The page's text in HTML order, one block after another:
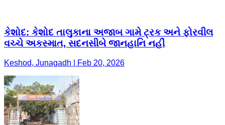
કેશોદ: કેશોદ તાલુકાના અજાબ ગામે ટ્રક અને ફોરવીલ
વચ્ચે અકસ્માત, સદનસીબે જાનહાનિ નહીં
Keshod, Junagadh | Feb 20, 2026